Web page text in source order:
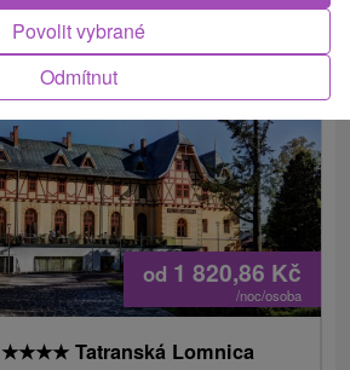
od 1 820,86 Kč
/noc/osoba
★★★★ Tatranská Lomnica
Odmítnut
Povolit vybrané